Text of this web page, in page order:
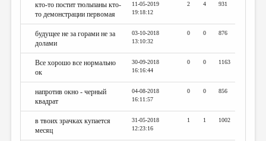
кто-то постит тюльпаны кто-
то демонстрации первомая
11-05-2019
19:18:12
2 4 931
будущее не за горами не за
долами
03-10-2018
13:10:32
0 0 876
Все хорошо все нормально
ок
30-09-2018
16:16:44
0 0 1163
напротив окно - черный
квадрат
04-08-2018
16:11:57
0 0 856
в твоих зрачках купается
месяц
31-05-2018
12:23:16
1 1 1002